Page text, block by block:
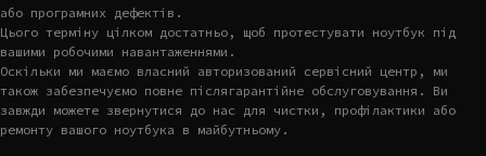
або програмних дефектів.
Цього терміну цілком достатньо, щоб протестувати ноутбук під
вашими робочими навантаженнями.
Оскільки ми маємо власний авторизований сервісний центр, ми
також забезпечуємо повне післягарантійне обслуговування. Ви
завжди можете звернутися до нас для чистки, профілактики або
ремонту вашого ноутбука в майбутньому.